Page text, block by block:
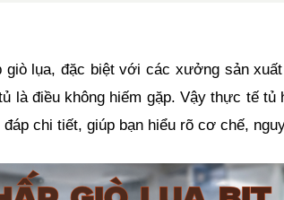
giò lụa, đặc biệt với các xưởng sản
là điều không hiếm gặp. Vậy thực tế
chi tiết, giúp bạn hiểu rõ cơ chế,